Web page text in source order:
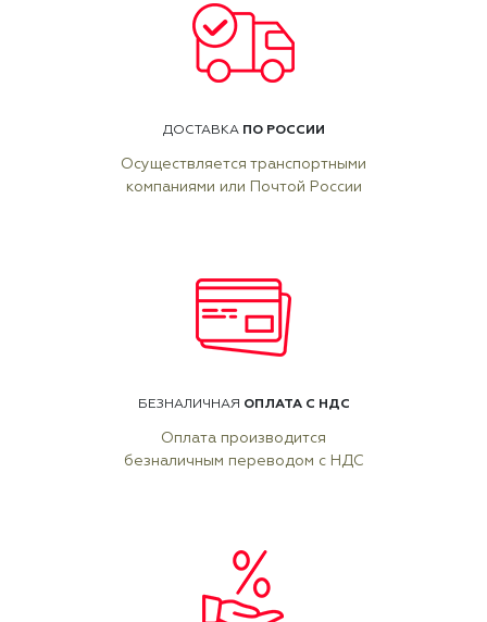
ДОСТАВКА ПО РОССИИ
Осуществляется транспортными
компаниями или Почтой России
БЕЗНАЛИЧНАЯ ОПЛАТА С НДС
Оплата производится
безналичным переводом с НДС